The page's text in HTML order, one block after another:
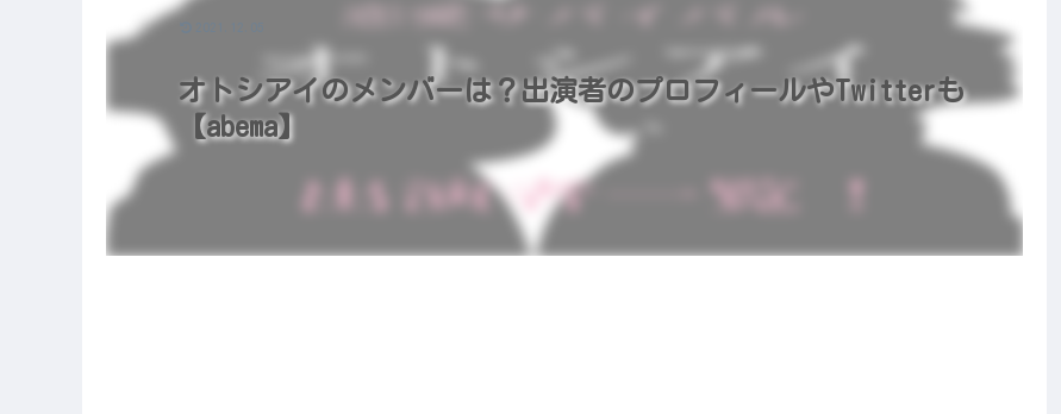
オトシアイのメンバーは？出演者のプロフィールやTwitterも
【abema】